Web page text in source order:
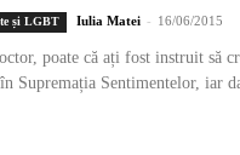
și LGBT Iulia Matei - 16/06/2015
poate că ați fost instruit să
Supremația Sentimentelor, iar